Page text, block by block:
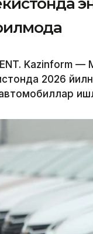
Kazinform —
2026